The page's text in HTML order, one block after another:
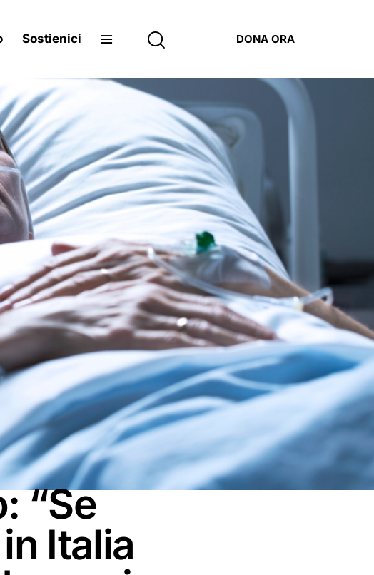
Sostienici DONA ORA
“Se
Italia